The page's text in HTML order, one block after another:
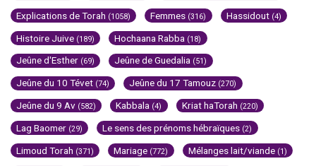
Explications de Torah (1058) Femmes (316) Hassidout (4)
Histoire Juive (189) Hochaana Rabba (18)
Jeûne d'Esther (69) Jeûne de Guedalia (51)
Jeûne du 10 Tévet (74) Jeûne du 17 Tamouz (270)
Jeûne du 9 Av (582) Kabbala (4) Kriat haTorah (220)
Lag Baomer (29) Le sens des prénoms hébraïques (2)
Limoud Torah (371) Mariage (772) Mélanges lait/viande (1)